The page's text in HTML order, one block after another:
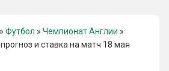
» Футбол » Чемпионат Англии »
и ставка на матч 18 мая